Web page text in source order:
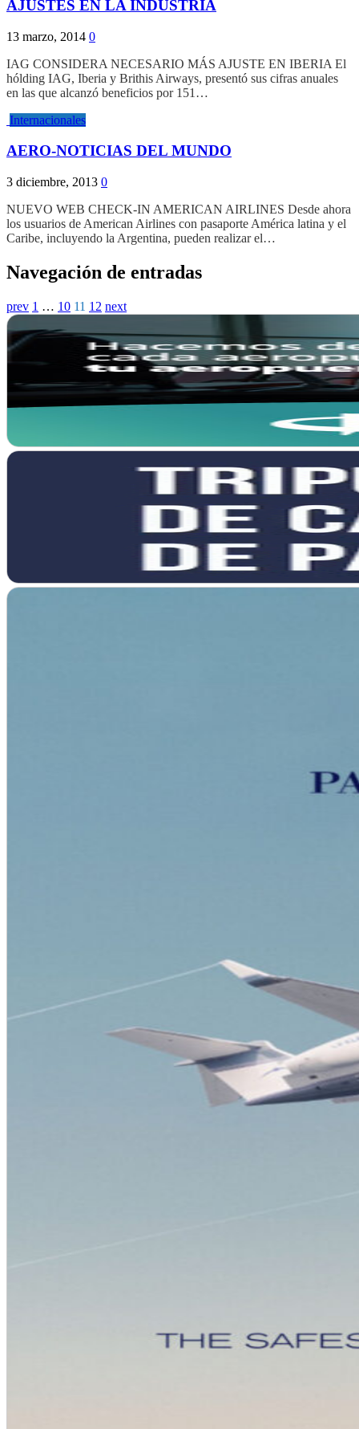
AJUSTES EN LA INDUSTRIA
13 marzo, 2014 0
IAG CONSIDERA NECESARIO MÁS AJUSTE EN IBERIA El
hólding IAG, Iberia y Brithis Airways, presentó sus cifras anuales
en las que alcanzó beneficios por 151…
Internacionales
AERO-NOTICIAS DEL MUNDO
3 diciembre, 2013 0
NUEVO WEB CHECK-IN AMERICAN AIRLINES Desde ahora
los usuarios de American Airlines con pasaporte América latina y el
Caribe, incluyendo la Argentina, pueden realizar el…
Navegación de entradas
prev 1 … 10 11 12 next